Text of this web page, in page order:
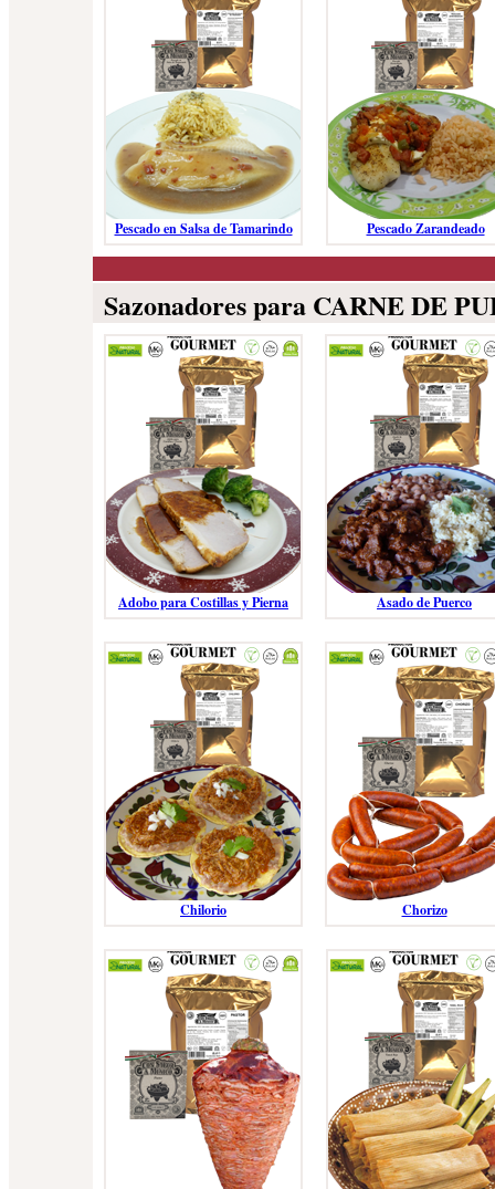
Pescado en Salsa de Tamarindo Pescado Zarandeado
Sazonadores para CARNE DE
Adobo para Costillas y Pierna Asado de Puerco
Chilorio Chorizo